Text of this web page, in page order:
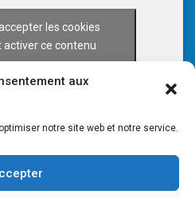
aux
notre site web et notre service.
les cookies
ce contenu